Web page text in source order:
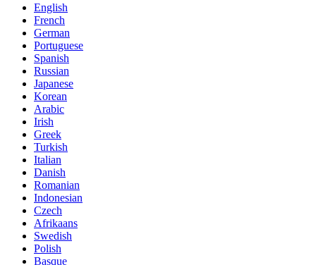
English
French
German
Portuguese
Spanish
Russian
Japanese
Korean
Arabic
Irish
Greek
Turkish
Italian
Danish
Romanian
Indonesian
Czech
Afrikaans
Swedish
Polish
Basque